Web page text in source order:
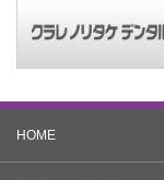
HOME